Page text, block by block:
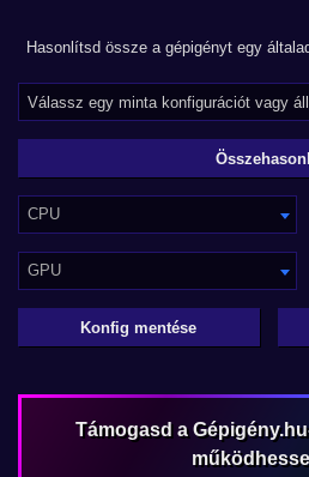
Hasonlítsd össze a gépigényt egy
CPU
GPU
Konfig mentése
Támogasd a